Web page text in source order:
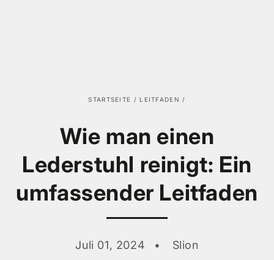
STARTSEITE / LEITFADEN /
Wie man einen
Lederstuhl reinigt: Ein
umfassender Leitfaden
Juli 01, 2024 Slion